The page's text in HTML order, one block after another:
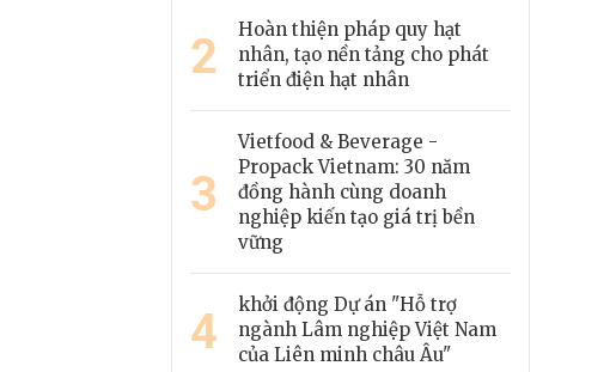
2
Hoàn thiện pháp quy hạt
nhân, tạo nền tảng cho phát
triển điện hạt nhân
3
Vietfood & Beverage -
Propack Vietnam: 30 năm
đồng hành cùng doanh
nghiệp kiến tạo giá trị bền
vững
4
khởi động Dự án "Hỗ trợ
ngành Lâm nghiệp Việt Nam
của Liên minh châu Âu"